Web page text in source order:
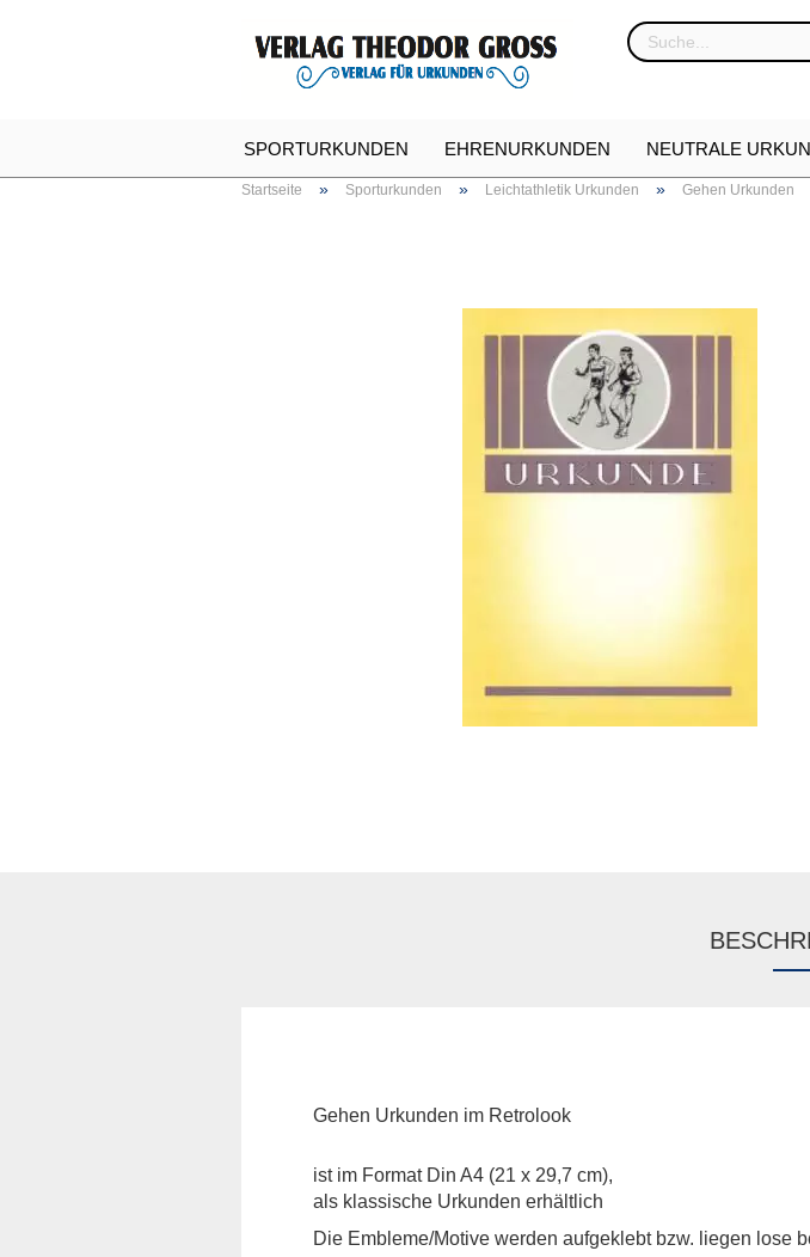
SPORTURKUNDEN EHRENURKUNDEN NEUTRALE
Startseite » Sporturkunden » Leichtathletik Urkunden » Gehen Urkunden
Gehen Urkunden im Retrolook
ist im Format Din A4 (21 x 29,7 cm),
als klassische Urkunden erhältlich
Die Embleme/Motive werden aufgeklebt bzw. liegen lose